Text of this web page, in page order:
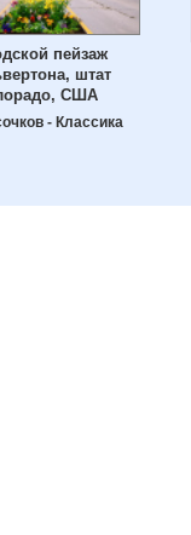
пейзаж
штат
США
- Классика